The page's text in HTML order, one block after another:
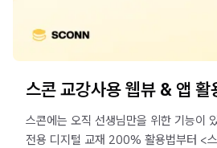
스콘 교강사용 웹뷰 & 앱 활
스콘에는 오직 선생님만을 위한 기능이
전용 디지털 교재 200% 활용법부터